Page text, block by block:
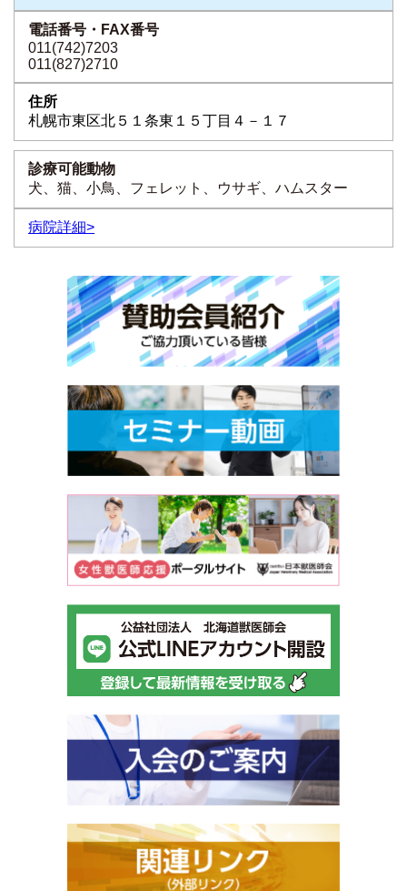
011(742)7203
011(827)2710
札幌市東区北５１条東１５丁目４－１７
犬、猫、小鳥、フェレット、ウサギ、ハムスター
病院詳細>